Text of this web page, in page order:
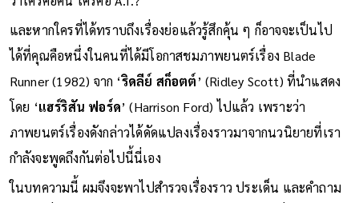
และหากใครที่ได้ทราบถึงเรื่องย่อแล้วรู้สึกคุ้น ๆ ก็อาจจะเป็นไป
ได้ที่คุณคือหนึ่งในคนที่ได้มีโอกาสชมภาพยนตร์เรื่อง Blade
Runner (1982) จาก ‘ริดลีย์ สก็อตต์’ (Ridley Scott) ที่นำแสดง
โดย ‘แฮร์ริสัน ฟอร์ด’ (Harrison Ford) ไปแล้ว เพราะว่า
ภาพยนตร์เรื่องดังกล่าวได้ดัดแปลงเรื่องราวมาจากนวนิยายที่เรา
กำลังจะพูดถึงกันต่อไปนี้นี่เอง
ในบทความนี้ ผมจึงจะพาไปสำรวจเรื่องราว ประเด็น และคำถาม